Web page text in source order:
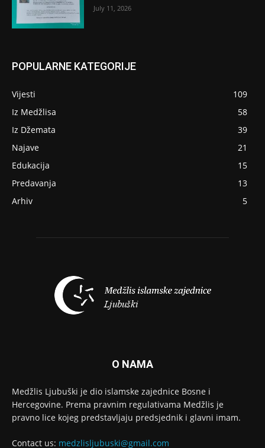
July 11, 2026
POPULARNE KATEGORIJE
Vijesti
109
Iz Medžlisa
58
Iz Džemata
39
Najave
21
Edukacija
15
Predavanja
13
Arhiv
5
O NAMA
Medžlis Ljubuški je dio islamske zajednice Bosne i
Hercegovine. Prema pravnim regulativama Medžlis je
pravno lice kojeg predstavljaju predsjednik i glavni imam.
Contact us: medzlisljubuski@gmail.com